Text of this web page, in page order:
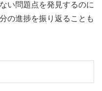
い問題点を発見するのに
の進捗を振り返ることも